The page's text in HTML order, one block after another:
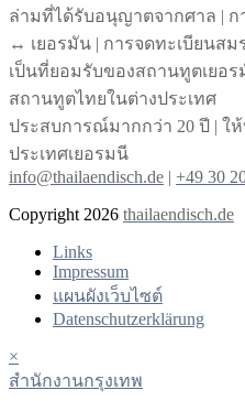
ล่ามที่ได้รับอนุญาตจากศาล | ก
↔︎ เยอรมัน | การจดทะเบียนสม
เป็นที่ยอมรับของสถานทูตเยอ
สถานทูตไทยในต่างประเทศ
ประสบการณ์มากกว่า 20 ปี | ใ
ประเทศเยอรมนี
info@thailaendisch.de | +49 30
Copyright 2026 thailaendisch.de
Links
Impressum
แผนผังเว็บไซต์
Datenschutzerklärung
×
สํานักงานกรุงเทพ